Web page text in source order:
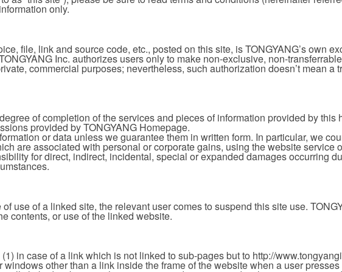
only.
file, link and source code, etc., posted on this site, is TONGYANG’s own
Inc. authorizes users only to make non-exclusive, non-
commercial purposes; nevertheless, such authorization doesn’t mean a
of completion of the services and pieces of information provided by this
provided by TONGYANG Homepage.
or data unless we guarantee them in written form. In particular, we
are associated with personal or corporate gains, using the website service
for direct, indirect, incidental, special or expanded damages occurring
use of a linked site, the relevant user comes to suspend this site use.
contents, or use of the linked website.
in case of a link which is not linked to sub-pages but to http://
other than a link inside the frame of the website when a user